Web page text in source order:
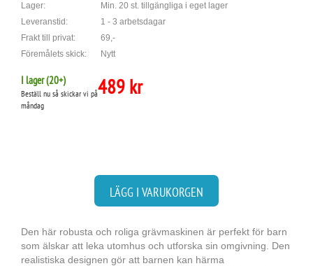
Lager:
Min. 20 st. tillgängliga i eget lager
Leveranstid:
1 - 3 arbetsdagar
Frakt till privat:
69,-
Föremålets skick:
Nytt
I lager (20+)
Beställ nu så skickar vi på
måndag
489 kr
LÄGG I VARUKORGEN
Den här robusta och roliga grävmaskinen är perfekt för barn
som älskar att leka utomhus och utforska sin omgivning. Den
realistiska designen gör att barnen kan härma